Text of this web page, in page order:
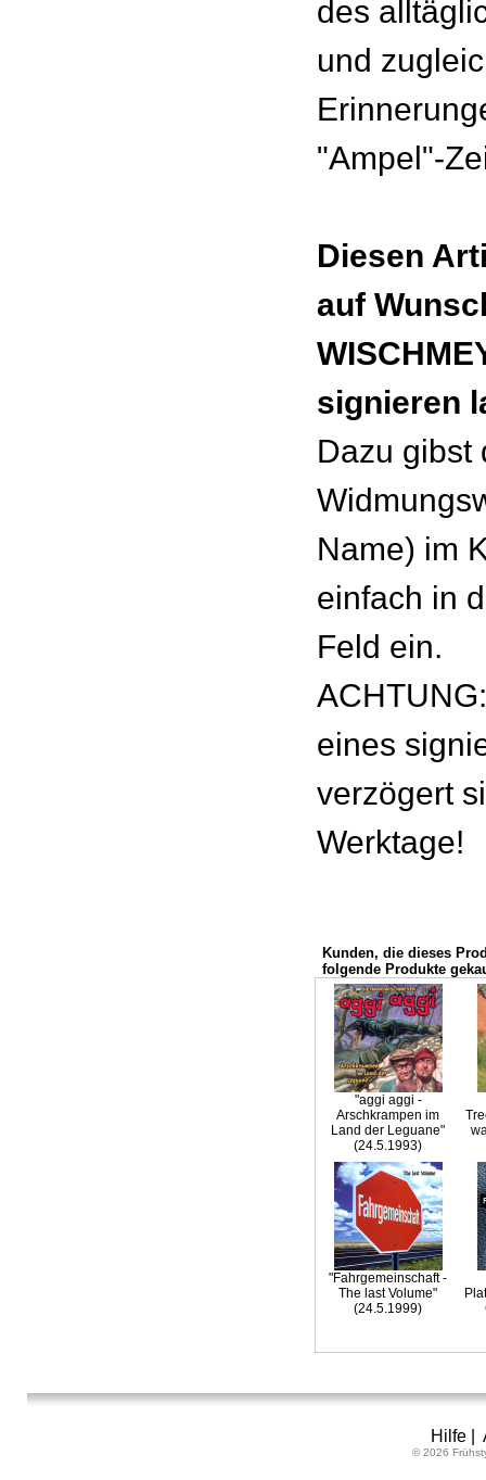
des
und
"Ampel"-
Diesen
auf
signieren
Dazu gibst
Name) im
einfach in
Feld ein.
eines
verzögert
Werktage!
Kunden, die dieses
folgende Produkte
"aggi aggi -
Arschkrampen im
Land der Leguane"
(24.5.1993)
"Fahrgemeinschaft -
The last Volume"
(24.5.1999)
Hilfe|
© 2026